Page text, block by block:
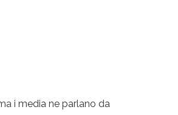
i media ne parlano da